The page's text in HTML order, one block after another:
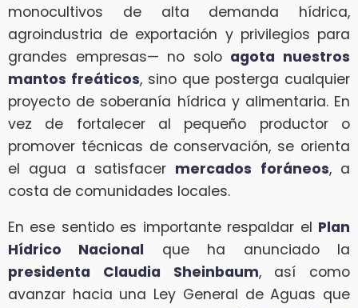
monocultivos de alta demanda hídrica,
agroindustria de exportación y privilegios para
grandes empresas— no solo agota nuestros
mantos freáticos, sino que posterga cualquier
proyecto de soberanía hídrica y alimentaria. En
vez de fortalecer al pequeño productor o
promover técnicas de conservación, se orienta
el agua a satisfacer mercados foráneos, a
costa de comunidades locales.
En ese sentido es importante respaldar el Plan
Hídrico Nacional que ha anunciado la
presidenta Claudia Sheinbaum, así como
avanzar hacia una Ley General de Aguas que